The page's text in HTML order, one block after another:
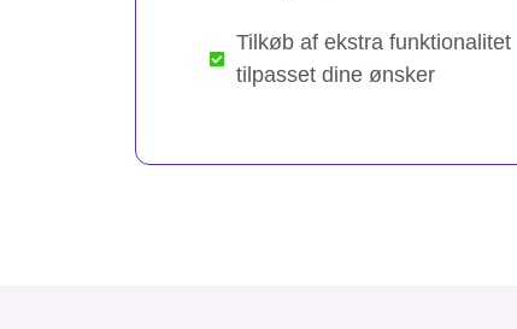
Tilkøb af ekstra funktionalitet
tilpasset dine ønsker​